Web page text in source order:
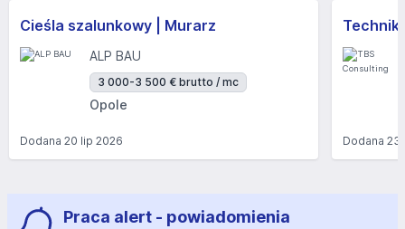
Cieśla szalunkowy | Murarz
ALP BAU
3 000-3 500 € brutto / mc
Opole
Dodana 20 lip 2026 Dodana23
Praca alert - powiadomienia